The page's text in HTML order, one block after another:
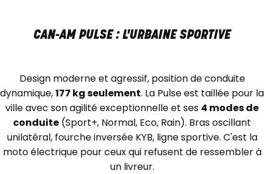
CAN-AM PULSE : L'URBAINE SPORTIVE
Design moderne et agressif, position de conduite
dynamique,177 kg seulement. La Pulse est taillée pour la
ville avec son agilité exceptionnelle et ses 4 modes de
conduite (Sport+, Normal, Eco, Rain). Bras oscillant
unilatéral, fourche inversée KYB, ligne sportive. C'est la
moto électrique pour ceux qui refusent de ressembler à
un livreur.